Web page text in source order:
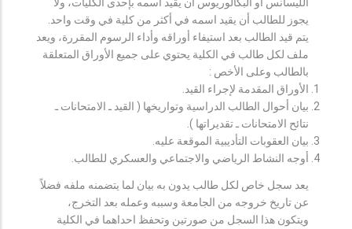
يجوز للطالب أن يقيد اسمه في أكثر من كلية في وقت واحد.
يتم قيد الطالب بعد استيفاء أوراقه وأداء الرسوم المقررة، ويعد
ملف لكل طالب في الكلية يحتوي على جميع الأوراق المتعلقة
بالطالب وعلى الأخص :
الأوراق المقدمة لإجراء القيد.
بيان أحوال الطالب الدراسية وتواريخها ( القيد ـ الامتحانات ـ
نتائح الامتحانات ـ تقديراتها ).
بيان العقوبات التأديبية الموقعة عليه.
أوجه النشاط الرياضي والاجتماعي والعسكري للطالب.
يعد سجل خاص لكل طالب يدون به بيان لما يتضمنه ملفه فضلاً
عن تاريخ خروجه من الجامعة وسببه وعمله بعد التخرج،
ويتكون هذا السجل من صورتين وتحفظ احداهما في الكلية